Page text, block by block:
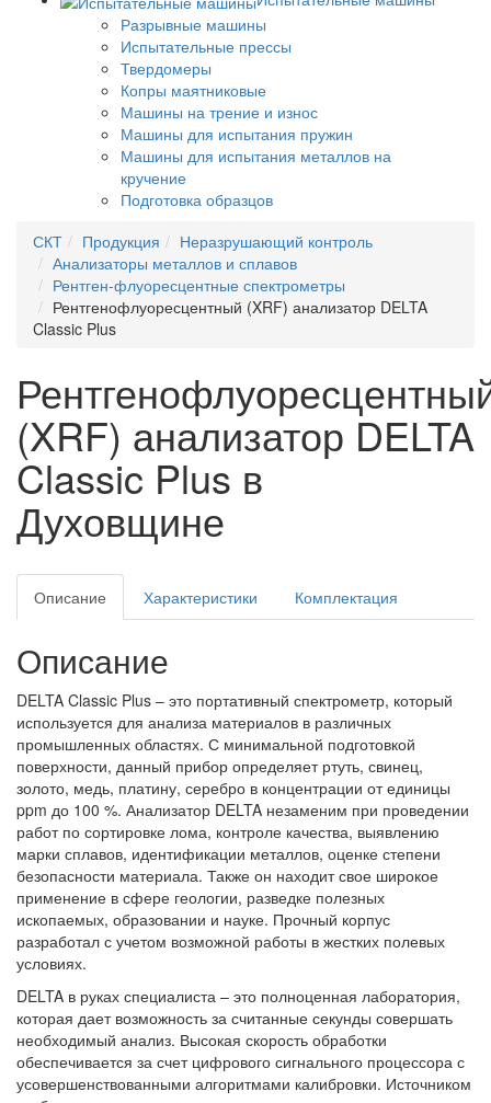
Разрывные машины
Испытательные прессы
Твердомеры
Копры маятниковые
Машины на трение и износ
Машины для испытания пружин
Машины для испытания металлов на
кручение
Подготовка образцов
СКТ
Продукция
Неразрушающий контроль
Анализаторы металлов и сплавов
Рентген-флуоресцентные спектрометры
Рентгенофлуоресцентный (XRF) анализатор DELTA
Classic Plus
(XRF) анализатор DELTA
Classic Plus в
Духовщине
Описание Характеристики Комплектация
Описание
DELTA Classic Plus – это портативный спектрометр, который
используется для анализа материалов в различных
промышленных областях. С минимальной подготовкой
поверхности, данный прибор определяет ртуть, свинец,
золото, медь, платину, серебро в концентрации от единицы
ppm до 100 %. Анализатор DELTA незаменим при проведении
работ по сортировке лома, контроле качества, выявлению
марки сплавов, идентификации металлов, оценке степени
безопасности материала. Также он находит свое широкое
применение в сфере геологии, разведке полезных
ископаемых, образовании и науке. Прочный корпус
разработал с учетом возможной работы в жестких полевых
условиях.
DELTA в руках специалиста – это полноценная лаборатория,
которая дает возможность за считанные секунды совершать
необходимый анализ. Высокая скорость обработки
обеспечивается за счет цифрового сигнального процессора с
усовершенствованными алгоритмами калибровки. Источником